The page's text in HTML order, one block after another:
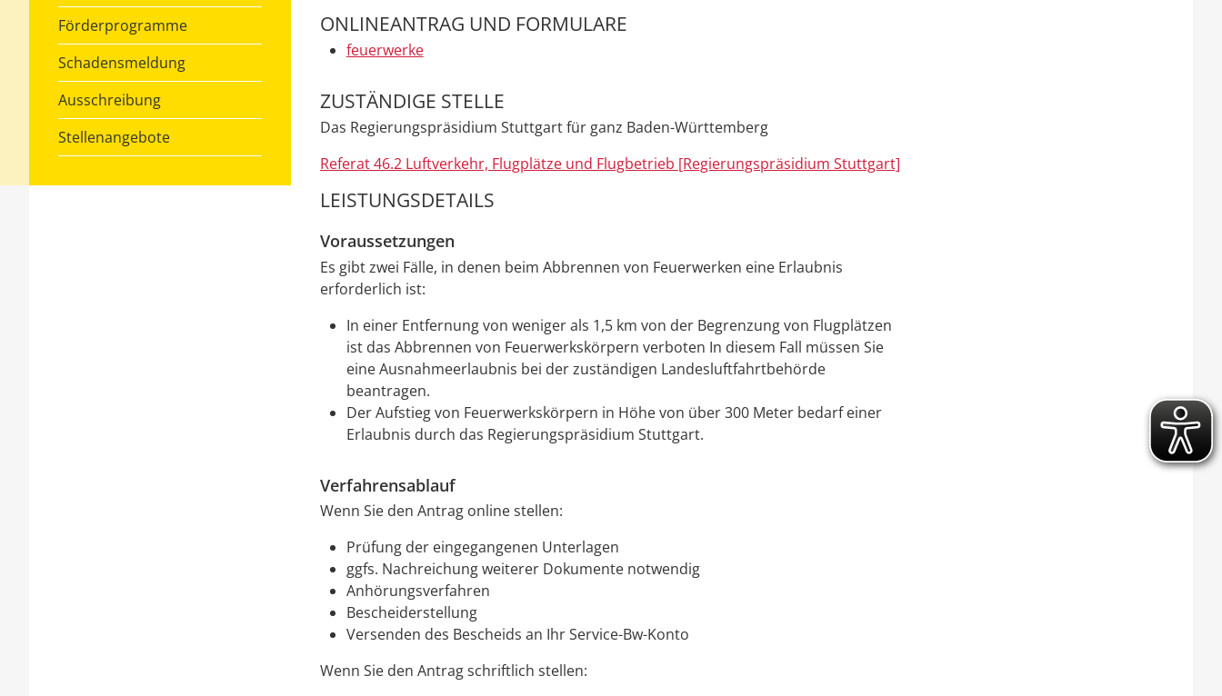
Förderprogramme
Schadensmeldung
Ausschreibung
Stellenangebote
ONLINEANTRAG UND FORMULARE
feuerwerke
ZUSTÄNDIGE STELLE
Das Regierungspräsidium Stuttgart für ganz Baden-Württemberg
Referat 46.2 Luftverkehr, Flugplätze und Flugbetrieb [Regierungspräsidium Stuttgart]
LEISTUNGSDETAILS
Voraussetzungen
Es gibt zwei Fälle, in denen beim Abbrennen von Feuerwerken eine Erlaubnis
erforderlich ist:
In einer Entfernung von weniger als 1,5 km von der Begrenzung von Flugplätzen
ist das Abbrennen von Feuerwerkskörpern verboten In diesem Fall müssen Sie
eine Ausnahmeerlaubnis bei der zuständigen Landesluftfahrtbehörde
beantragen.
Der Aufstieg von Feuerwerkskörpern in Höhe von über 300 Meter bedarf einer
Erlaubnis durch das Regierungspräsidium Stuttgart.
Verfahrensablauf
Wenn Sie den Antrag online stellen:
Prüfung der eingegangenen Unterlagen
ggfs. Nachreichung weiterer Dokumente notwendig
Anhörungsverfahren
Bescheiderstellung
Versenden des Bescheids an Ihr Service-Bw-Konto
Wenn Sie den Antrag schriftlich stellen: